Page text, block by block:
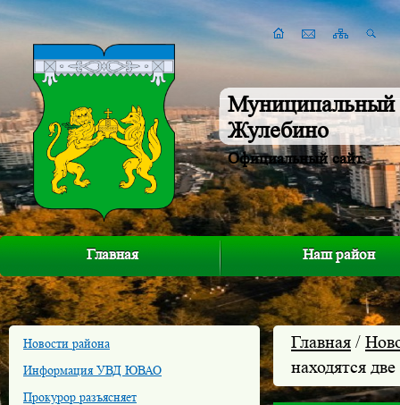
Муниципальный
Жулебино
Официальный сайт
Главная Наш район
Новости района
Информация УВД ЮВАО
Прокурор разъясняет
Главная /
находятся